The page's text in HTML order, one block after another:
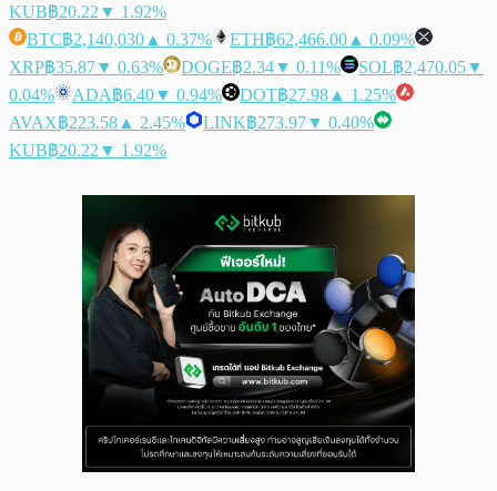
KUB฿20.22 ▼ 1.92%
BTC฿2,140,030 ▲ 0.37% ETH฿62,466.00 ▲ 0.09%
XRP฿35.87▼ 0.63% DOGE฿2.34▼ 0.11% SOL฿2,470.05▼
0.04%
ADA฿6.40▼ 0.94% DOT฿27.98 ▲ 1.25%
AVAX฿223.58 ▲ 2.45% LINK฿273.97▼ 0.40%
KUB฿20.22 ▼ 1.92%